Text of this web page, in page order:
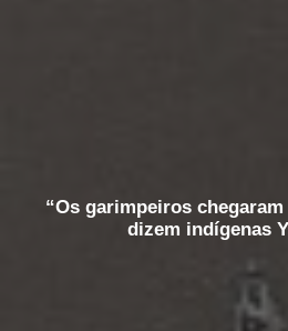
“Os garimpeiros
dizem indígenas